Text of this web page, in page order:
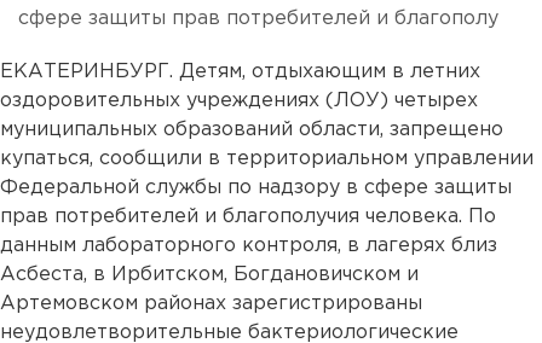
сфере защиты прав потребителей и благополу
ЕКАТЕРИНБУРГ. Детям, отдыхающим в летних
оздоровительных учреждениях (ЛОУ) четырех
муниципальных образований области, запрещено
купаться, сообщили в территориальном управлении
Федеральной службы по надзору в сфере защиты
прав потребителей и благополучия человека. По
данным лабораторного контроля, в лагерях близ
Асбеста, в Ирбитском, Богдановичском и
Артемовском районах зарегистрированы
неудовлетворительные бактериологические